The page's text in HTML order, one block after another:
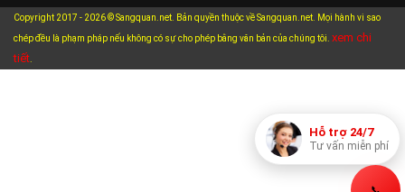
Hỗ trợ 24/7
Tư vấn miễn phí
Copyright 2017 - 2026 © Sangquan.net. Bản quyền thuộc về Sangquan.net. Mọi hành vi sao
chép đều là phạm pháp nếu không có sự cho phép bằng văn bản của chúng tôi. xem chi
tiết